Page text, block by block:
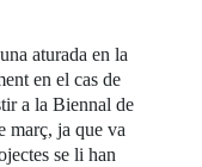
aturada en la
en el cas de
a la Biennal de
març, ja que va
se li han